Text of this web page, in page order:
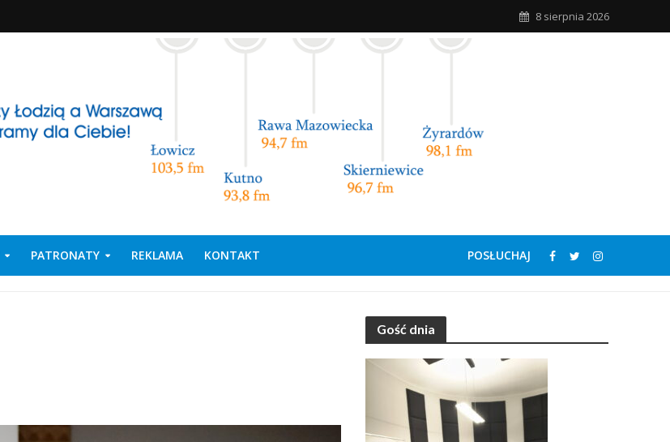
8 sierpnia 2026
PATRONATY REKLAMA KONTAKT POSŁUCHAJ
Gość dnia